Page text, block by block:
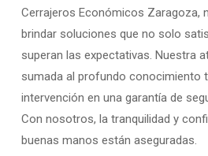
Cerrajeros Económicos Zaragoza,
brindar soluciones que no solo
superan las expectativas. Nuestra
sumada al profundo conocimiento
intervención en una garantía de
Con nosotros, la tranquilidad y
buenas manos están aseguradas.